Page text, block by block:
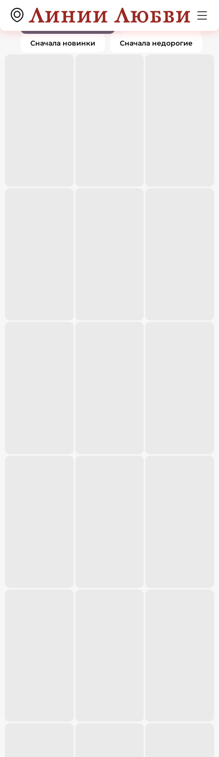
Крестики0 товаров
По популярности
Сначала дорогие
Сначала новинки Сначала недорогие